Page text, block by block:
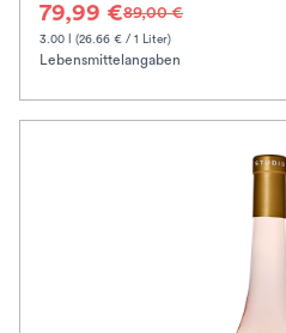
79,99 €89,00 €
3.00 l (26.66 € / 1 Liter)
Lebensmittelangaben